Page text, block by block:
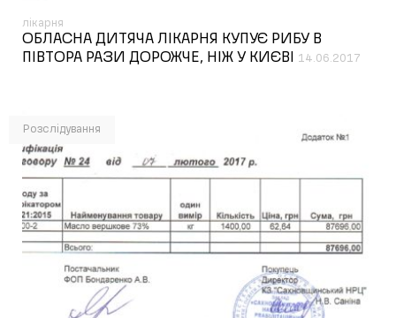
лікарня
ОБЛАСНА ДИТЯЧА ЛІКАРНЯ КУПУЄ РИБУ В
ПІВТОРА РАЗИ ДОРОЖЧЕ, НІЖ У КИЄВІ
14.06.2017
Розслідування